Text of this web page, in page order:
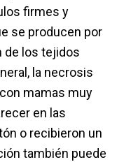
firmes y
se producen por
de los tejidos
la necrosis
mamas muy
en las
o recibieron un
también puede